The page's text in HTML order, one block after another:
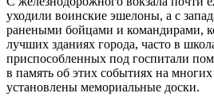
уходили воинские эшелоны, а с
ранеными бойцами и командирами,
лучших зданиях города, часто в
приспособленных под госпитали
в память об этих событиях на
установлены мемориальные доски.